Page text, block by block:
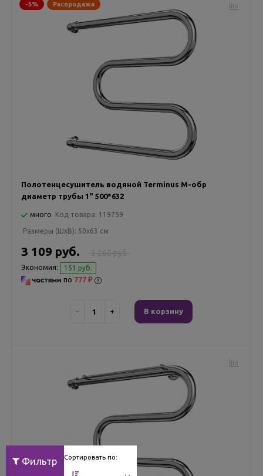
Фильтр Сортировать по:
-5% Распродажа
Полотенцесушитель водяной Terminus М-обр
диаметр трубы 1" 500*632
много Код товара: 119759
Размеры (ШxВ): 50x63 см
3 260 руб.
3 109 руб.
Экономия: 151 руб.
по 777 ₽
− + В корзину